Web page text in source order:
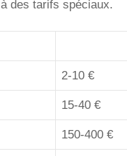
des tarifs spéciaux.
2-10 €
15-40 €
150-400 €